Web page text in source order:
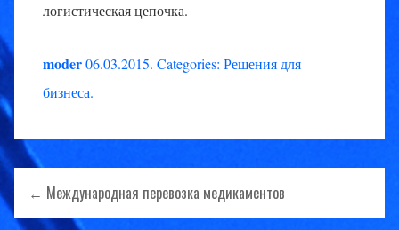
логистическая цепочка.
moder06.03.2015. Categories: Решения для
бизнеса.
Навигация
по
← Международная перевозка медикаментов